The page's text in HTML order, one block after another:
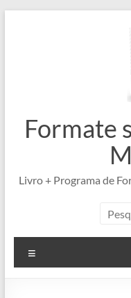
Formate
Livro + Programa de